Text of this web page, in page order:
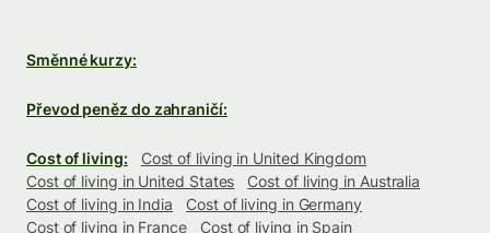
Směnné kurzy:
Převod peněz do zahraničí:
Cost of living:
Cost of living in United Kingdom
Cost of living in United States
Cost of living in Australia
Cost of living in India
Cost of living in Germany
Cost of living in France
Cost of living in Spain